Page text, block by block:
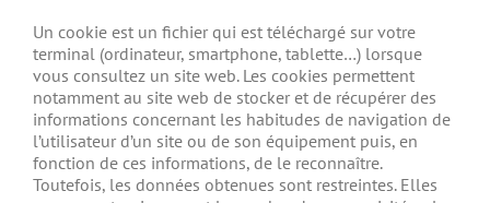
Un cookie est un fichier qui est téléchargé sur votre
terminal (ordinateur, smartphone, tablette…) lorsque
vous consultez un site web. Les cookies permettent
notamment au site web de stocker et de récupérer des
informations concernant les habitudes de navigation de
l’utilisateur d’un site ou de son équipement puis, en
fonction de ces informations, de le reconnaître.
Toutefois, les données obtenues sont restreintes. Elles